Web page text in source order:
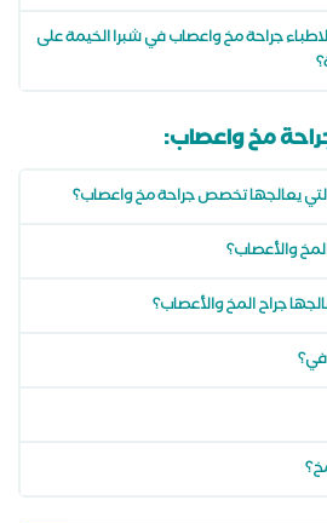
جراحة مخ واعصاب في شبرا الخيمة على
مخ واعصاب:
التي يعالجها تخصص جراحة مخ واعصاب؟
والأعصاب؟
جراح المخ والأعصاب؟